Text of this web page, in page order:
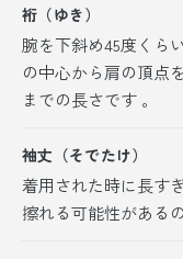
裄（ゆき）
腕を下斜め45度くら
の中心から肩の頂点
までの長さです 。
袖丈（そでたけ）
着用された時に長す
擦れる可能性がある